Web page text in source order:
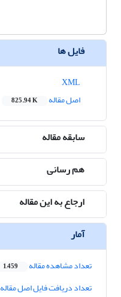
فایل ها
اصل مقاله
825.94 K
سابقه مقاله
هم رسانی
ارجاع به این مقاله
آمار
تعداد مشاهده مقاله 1,459
تعداد دریافت فایل اصل مقاله